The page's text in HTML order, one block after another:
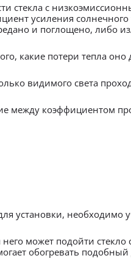
стекла с
усиления
и поглощено, либо
какие потери тепла оно
видимого света
между коэффициентом
установки,
может подойти
обогревать